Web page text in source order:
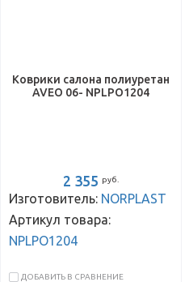
Коврики салона полиуретан
AVEO 06- NPLPO1204
2 355 руб.
Изготовитель: NORPLAST
Артикул товара:
NPLPO1204
ДОБАВИТЬ В СРАВНЕНИЕ